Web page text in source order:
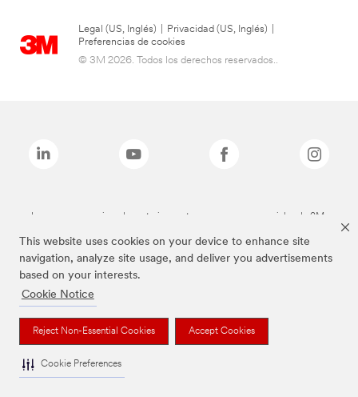
This website uses cookies on your device to enhance site
navigation, analyze site usage, and deliver you advertisements
based on your interests.
Cookie Notice
Reject Non-Essential Cookies Accept Cookies
Cookie Preferences
Legal (US, Inglés) Privacidad (US, Inglés)
Preferencias de cookies
© 3M 2026. Todos los derechos reservados..
Las marcas mencionadas anteriormente son marcas comerciales de 3M.